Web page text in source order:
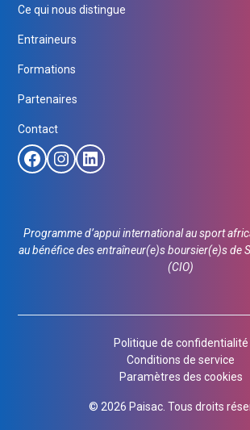
Ce qui nous distingue
Entraineurs
Formations
Partenaires
Contact
Programme d’appui international au sport
au bénéfice des entraîneur(e)s boursier(e)s de
(CIO)
© 2026 Paisac. Tous droits
Politique de confidentialité
Conditions de service
Paramètres des cookies